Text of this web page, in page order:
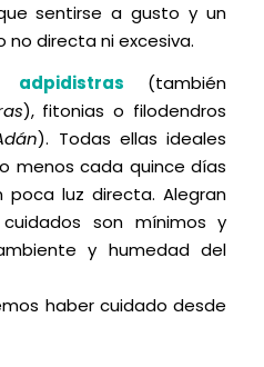
sentirse a gusto y un
no directa ni excesiva.
adpidistras (también
), fitonias o filodendros
). Todas ellas ideales
menos cada quince días
luz directa. Alegran
son mínimos y
y humedad del
haber cuidado desde